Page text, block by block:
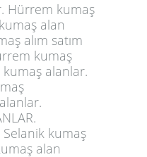
Hürrem kumaş
alan
alım satım
kumaş
alanlar.
Selanik kumaş
alan